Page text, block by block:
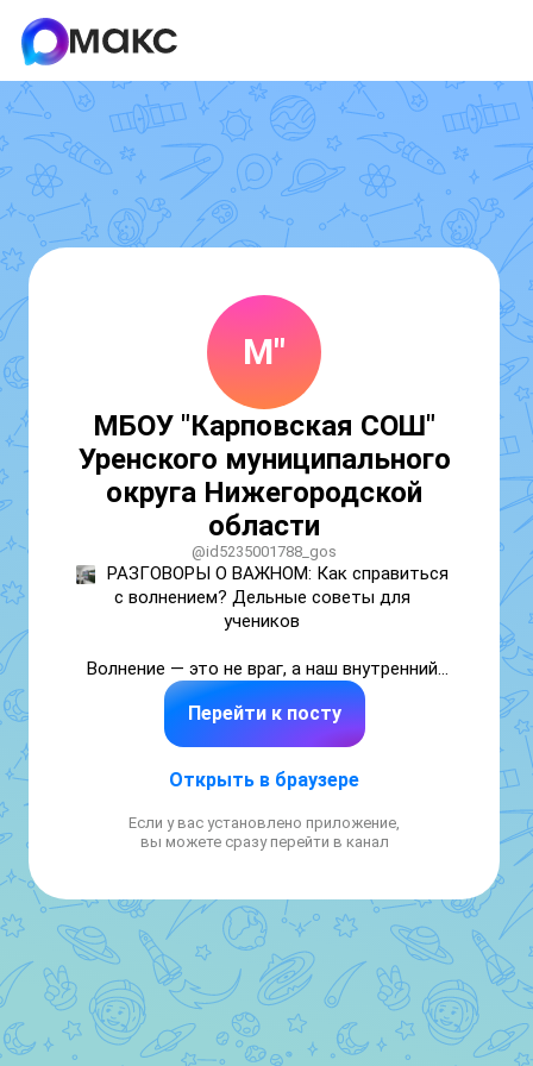
М"
МБОУ "Карповская СОШ"
Уренского муниципального
округа Нижегородской
области
@id5235001788_gos
РАЗГОВОРЫ О ВАЖНОМ: Как справиться
с волнением? Дельные советы для
учеников
Волнение — это не враг, а наш внутренний
сигнал «Внимание, событие важно!»  Но что
делать, если сердце колотится, ладони
потеют, а в голове туман?
На занятии «Разговоры о важном» (13
тревогу в союзника. Делимся главными
Дыхание на 4 счёта (помогает за 1 минуту):
вдох на 4 → задержка на 4 → выдох на 4 →
задержка на 4. Повторить 4 раза. Дышим
незаметно даже перед доской!
«Карта эмоций» — магический атлас
Перейти к посту
Открыть в браузере
Если у вас установлено приложение,
вы можете сразу перейти в канал